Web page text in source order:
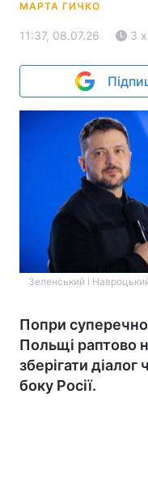
МАРТА ГИЧКО
11:37, 08.07.26 3
Зеленський і
Попри
Польщі раптово
зберігати діалог
боку Росії.